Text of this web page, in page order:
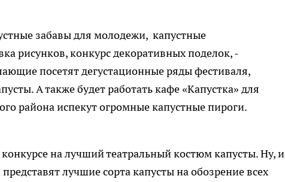
забавы для молодежи, капустные
рисунков, конкурс декоративных поделок, -
посетят дегустационные ряды фестиваля,
А также будет работать кафе «Капустка» для
района испекут огромные капустные пироги.
на лучший театральный костюм капусты. Ну, и
лучшие сорта капусты на обозрение всех